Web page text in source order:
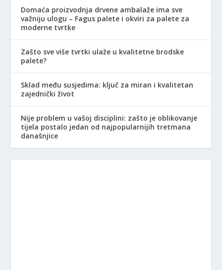
Domaća proizvodnja drvene ambalaže ima sve
važniju ulogu – Fagus palete i okviri za palete za
moderne tvrtke
Zašto sve više tvrtki ulaže u kvalitetne brodske
palete?
Sklad među susjedima: ključ za miran i kvalitetan
zajednički život
Nije problem u vašoj disciplini: zašto je oblikovanje
tijela postalo jedan od najpopularnijih tretmana
današnjice